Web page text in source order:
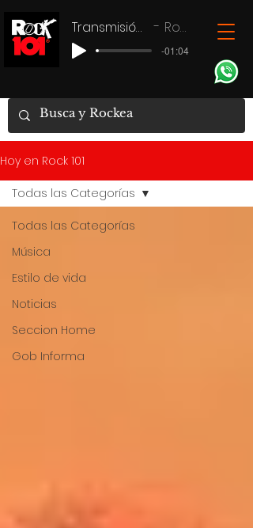
Transmisión en vivo Rock 101
-01:04
Hoy en Rock 101
Todas las Categorías
Música
Estilo de vida
Noticias
Seccion Home
Gob Informa
Todas las Categorías